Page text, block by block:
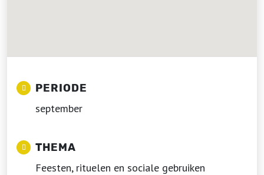
PERIODE
september
THEMA
Feesten, rituelen en sociale gebruiken